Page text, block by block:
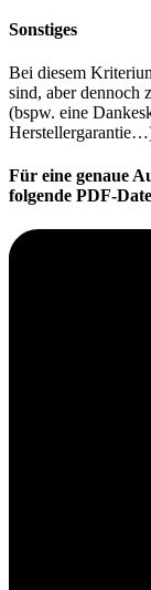
Sonstiges
Bei diesem
sind, aber dennoch
(bspw. eine
Für eine genaue
folgende PDF-